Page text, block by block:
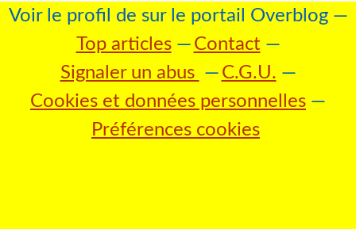
Voir le profil de sur le portail Overblog
Top articles
Contact
Signaler un abus
C.G.U.
Cookies et données personnelles
Préférences cookies